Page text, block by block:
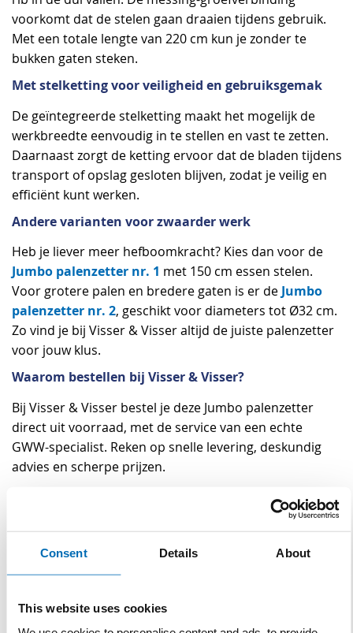
Consent Details About
This website uses cookies
voorkomt dat de stelen gaan draaien tijdens gebruik.
Met een totale lengte van 220 cm kun je zonder te
bukken gaten steken.
Met stelketting voor veiligheid en gebruiksgemak
De geïntegreerde stelketting maakt het mogelijk de
werkbreedte eenvoudig in te stellen en vast te zetten.
Daarnaast zorgt de ketting ervoor dat de bladen tijdens
transport of opslag gesloten blijven, zodat je veilig en
efficiënt kunt werken.
Andere varianten voor zwaarder werk
Heb je liever meer hefboomkracht? Kies dan voor de
Jumbo palenzetter nr. 1 met 150 cm essen stelen.
Voor grotere palen en bredere gaten is er de Jumbo
palenzetter nr. 2, geschikt voor diameters tot Ø32 cm.
Zo vind je bij Visser & Visser altijd de juiste palenzetter
voor jouw klus.
Waarom bestellen bij Visser & Visser?
Bij Visser & Visser bestel je deze Jumbo palenzetter
direct uit voorraad, met de service van een echte
GWW-specialist. Reken op snelle levering, deskundig
advies en scherpe prijzen.
Specificaties
Breedte blad -
Breedte blad - onderzijde 11 cm